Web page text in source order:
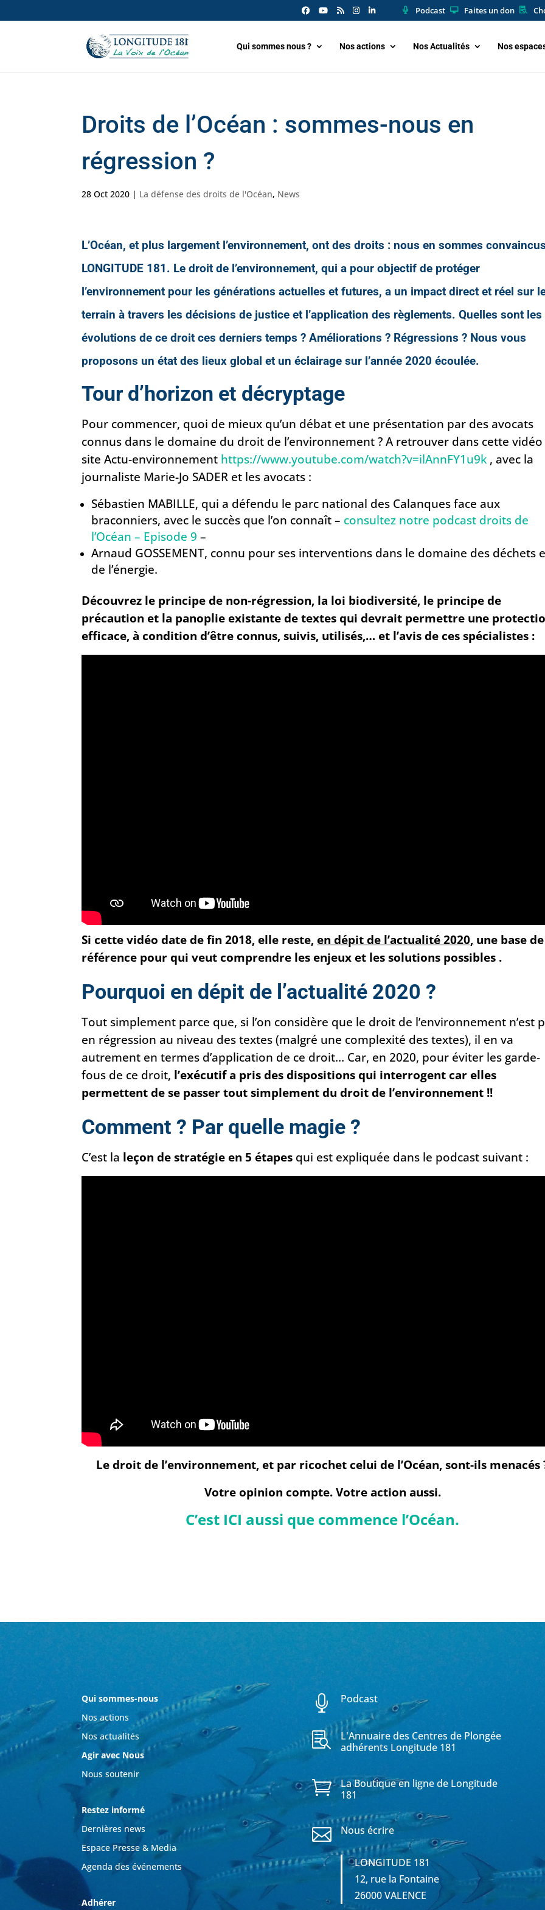
Podcast Faites un don
Qui sommes nous ? Nos actions Nos Actualités Nos
Droits de l’Océan : sommes-nous en
régression ?
28 Oct 2020 | La défense des droits de l'Océan, News
L’Océan, et plus largement l’environnement, ont des droits : nous en sommes
LONGITUDE 181. Le droit de l’environnement, qui a pour objectif de protéger
l’environnement pour les générations actuelles et futures, a un impact direct et réel sur
terrain à travers les décisions de justice et l’application des règlements. Quelles sont les
évolutions de ce droit ces derniers temps ? Améliorations ? Régressions ? Nous vous
proposons un état des lieux global et un éclairage sur l’année 2020 écoulée.
Tour d’horizon et décryptage
Pour commencer, quoi de mieux qu’un débat et une présentation par des avocats
connus dans le domaine du droit de l’environnement ? A retrouver dans cette
site Actu-environnement https://www.youtube.com/watch?v=ilAnnFY1u9k , avec la
journaliste Marie-Jo SADER et les avocats :
Sébastien MABILLE, qui a défendu le parc national des Calanques face aux
braconniers, avec le succès que l’on connaît – consultez notre podcast droits de
l’Océan – Episode 9–
Arnaud GOSSEMENT, connu pour ses interventions dans le domaine des déchets
de l’énergie.
Découvrez le principe de non-régression, la loi biodiversité, le principe de
précaution et la panoplie existante de textes qui devrait permettre une
efficace, à condition d’être connus, suivis, utilisés,… et l’avis de ces spécialistes :
Si cette vidéo date de fin 2018, elle reste, en dépit de l’actualité 2020, une base de
référence pour qui veut comprendre les enjeux et les solutions possibles .
Pourquoi en dépit de l’actualité 2020 ?
Tout simplement parce que, si l’on considère que le droit de l’environnement n’est
en régression au niveau des textes (malgré une complexité des textes), il en va
autrement en termes d’application de ce droit… Car, en 2020, pour éviter les garde-
fous de ce droit, l’exécutif a pris des dispositions qui interrogent car elles
permettent de se passer tout simplement du droit de l’environnement !!
Comment ? Par quelle magie ?
C’est la leçon de stratégie en 5 étapes qui est expliquée dans le podcast suivant :
Le droit de l’environnement, et par ricochet celui de l’Océan, sont-ils menacés
Votre opinion compte. Votre action aussi.
C’est ICI aussi que commence l’Océan.
Qui sommes-nous
Nos actions
Nos actualités
Agir avec Nous
Nous soutenir
Restez informé
Dernières news
Espace Presse & Media
Agenda des événements
Adhérer
 Podcast

L'Annuaire des Centres de Plongée
adhérents Longitude 181

La Boutique en ligne de Longitude
181
 Nous écrire
LONGITUDE 181
12, rue la Fontaine
26000 VALENCE